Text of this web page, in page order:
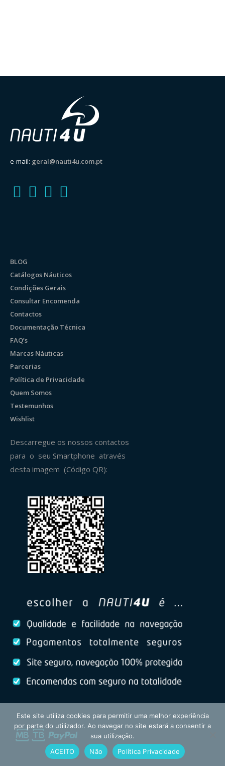
e-mail: geral@nauti4u.com.pt
BLOG
Catálogos Náuticos
Condições Gerais
Consultar Encomenda
Contactos
Documentação Técnica
FAQ’s
Marcas Náuticas
Parcerias
Política de Privacidade
Quem Somos
Testemunhos
Wishlist
Descarregue os nossos contactos
para o seu Smartphone através
desta imagem (Código QR):
Este site utiliza cookies para permitir uma melhor experiência
por parte do utilizador. Ao navegar no site estará a consentir a
sua utilização.
ACEITO
Não Política Privacidade